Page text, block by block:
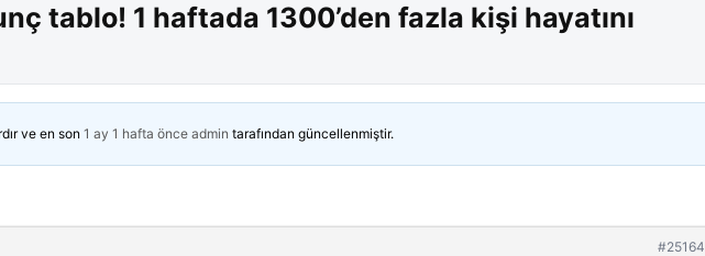
tablo! 1 haftada 1300’den fazla kişi hayatını
ve en son 1 ay 1 hafta önce admin tarafından güncellenmiştir.
#25164